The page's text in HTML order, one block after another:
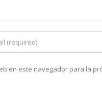
en este navegador para la